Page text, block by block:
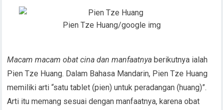
Pien Tze Huang/google img
Macam macam obat cina dan manfaatnya berikutnya ialah
Pien Tze Huang. Dalam Bahasa Mandarin, Pien Tze Huang
memiliki arti “satu tablet (pien) untuk peradangan (huang)”.
Arti itu memang sesuai dengan manfaatnya, karena obat